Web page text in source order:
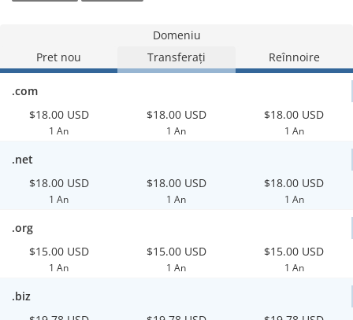
Domeniu
Pret nou
Transferați Reînnoire
.com
$18.00 USD
1 An
$18.00 USD
1 An
$18.00 USD
1 An
.net
$18.00 USD
1 An
$18.00 USD
1 An
$18.00 USD
1 An
.org
$15.00 USD
1 An
$15.00 USD
1 An
$15.00 USD
1 An
.biz